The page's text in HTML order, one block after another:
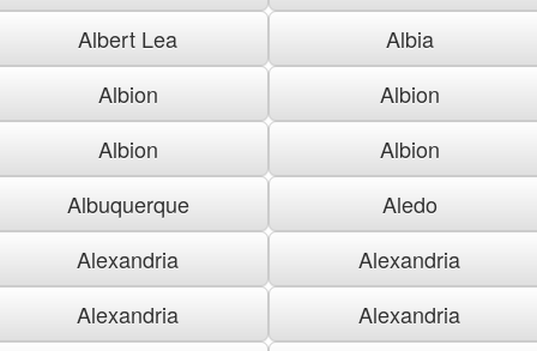
Albert Lea
Albia
Albion
Albion
Albion
Albion
Albuquerque
Aledo
Alexandria
Alexandria
Alexandria
Alexandria